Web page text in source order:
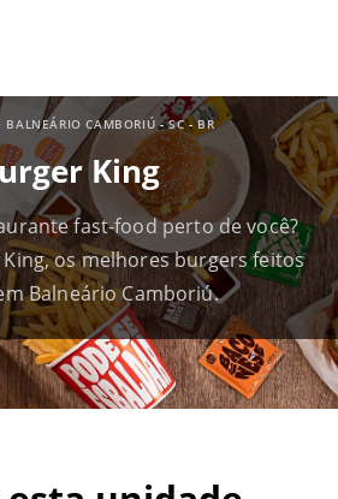
BALNEÁRIO CAMBORIÚ-SC-BR
King
fast-food perto de você?
os melhores burgers feitos
Balneário Camboriú.